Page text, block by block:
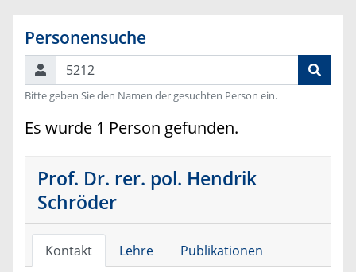
Personensuche
Suchen
Bitte geben Sie den Namen der gesuchten Person ein.
Es wurde 1 Person gefunden.
Prof. Dr. rer. pol. Hendrik
Schröder
Kontakt Lehre Publikationen